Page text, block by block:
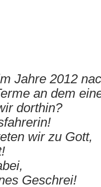
Jahre 2012
an dem
dorthin?
wir zu Gott,
Geschrei!